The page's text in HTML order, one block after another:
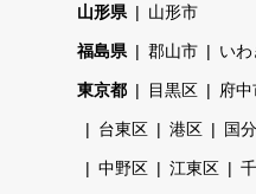
山形県 山形市
福島県 郡山市 い
東京都 目黒区 府中
台東区 港区 国
中野区 江東区